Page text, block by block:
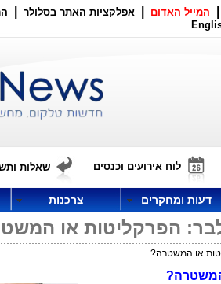
המייל האדום אפלקציות האתר בסלולר
לוח אירועים וכנסים שאלות
דעות ומחקרים צרכנות
הפרקליטות או
או המשטרה?
המשטרה?